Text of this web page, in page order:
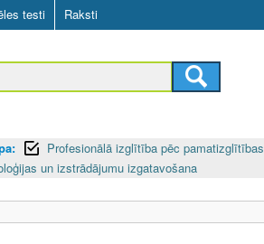
testi Raksti
Profesionālā izglītība pēc pamatizglītības
un izstrādājumu izgatavošana